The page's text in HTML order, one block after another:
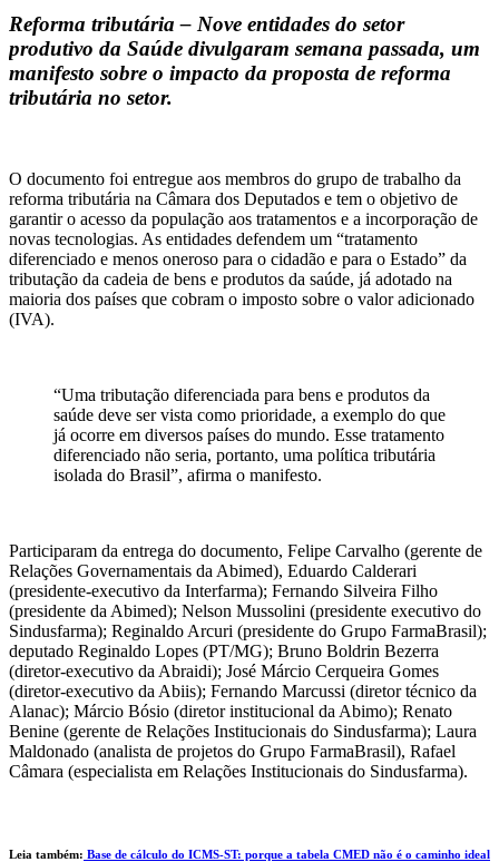
Reforma tributária – Nove entidades do setor
produtivo da Saúde divulgaram semana passada, um
manifesto sobre o impacto da proposta de reforma
tributária no setor.
O documento foi entregue aos membros do grupo de trabalho da
reforma tributária na Câmara dos Deputados e tem o objetivo de
garantir o acesso da população aos tratamentos e a incorporação de
novas tecnologias. As entidades defendem um “tratamento
diferenciado e menos oneroso para o cidadão e para o Estado” da
tributação da cadeia de bens e produtos da saúde, já adotado na
maioria dos países que cobram o imposto sobre o valor adicionado
(IVA).
“Uma tributação diferenciada para bens e produtos da
saúde deve ser vista como prioridade, a exemplo do que
já ocorre em diversos países do mundo. Esse tratamento
diferenciado não seria, portanto, uma política tributária
isolada do Brasil”, afirma o manifesto.
Participaram da entrega do documento, Felipe Carvalho (gerente de
Relações Governamentais da Abimed), Eduardo Calderari
(presidente-executivo da Interfarma); Fernando Silveira Filho
(presidente da Abimed); Nelson Mussolini (presidente executivo do
Sindusfarma); Reginaldo Arcuri (presidente do Grupo FarmaBrasil);
deputado Reginaldo Lopes (PT/MG); Bruno Boldrin Bezerra
(diretor-executivo da Abraidi); José Márcio Cerqueira Gomes
(diretor-executivo da Abiis); Fernando Marcussi (diretor técnico da
Alanac); Márcio Bósio (diretor institucional da Abimo); Renato
Benine (gerente de Relações Institucionais do Sindusfarma); Laura
Maldonado (analista de projetos do Grupo FarmaBrasil), Rafael
Câmara (especialista em Relações Institucionais do Sindusfarma).
Leia também: Base de cálculo do ICMS-ST: porque a tabela CMED não é o caminho ideal